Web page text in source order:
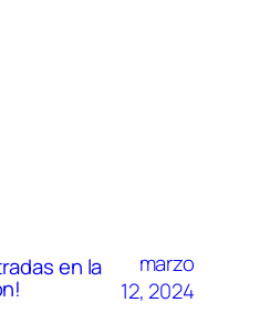
en la
marzo
12, 2024